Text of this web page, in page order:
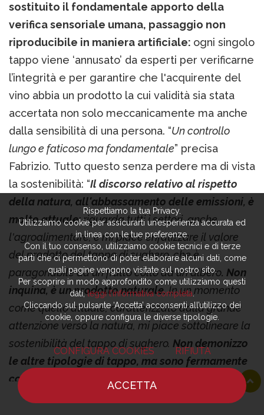
sostituito il fondamentale apporto della
verifica sensoriale umana, passaggio non
riproducibile in maniera artificiale: ogni singolo
tappo viene ‘annusato’ da esperti per verificarne
l’integrità e per garantire che l'acquirente del
vino abbia un prodotto la cui validità sia stata
accertata non solo meccanicamente ma anche
dalla sensibilità di una persona. “Un controllo
lungo e faticoso ma fondamentale” precisa
Fabrizio. Tutto questo senza perdere ma di vista
la sostenibilità: “Il discorso relativo al rispetto
della natura, all'abbassamento delle emissioni, è
molto attuale:riguarda tutti i settori, anche
l'agroalimentare, e mi piace enfatizzare il valore
del prodotto del tappo di sughero, che è
paragonabile ad un frutto colto da un albero. Non
inquina, è un prodotto naturale.In un momento
come quello attuale, caratterizzato dalla grande
attenzione verso la natura, mi piace sottolineare la
sostenibilità del tappo di sughero. Non demonizzo
le altre tipologie di tappo, ma sono fermamente
convinto che il tappo di sughero, grazie al
riuscito mix tra tecnologia e fattore umano,
Rispettiamo la tua Privacy.
Utilizziamo cookie per assicurarti un’esperienza accurata ed
in linea con le tue preferenze.
Con il tuo consenso, utilizziamo cookie tecnici e di terze
parti che ci permettono di poter elaborare alcuni dati, come
quali pagine vengono visitate sul nostro sito.
Per scoprire in modo approfondito come utilizziamo questi
dati,leggi l’informativa completa.
Cliccando sul pulsante ‘Accetta’ acconsenti all’utilizzo dei
cookie, oppure configura le diverse tipologie.
CONFIGURA COOKIES RIFIUTA
ACCETTA